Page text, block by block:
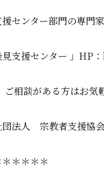
センター部門の専門
支援センター 」HP：
ご相談がある方はお気
法人 宗教者支援協
＊＊＊＊